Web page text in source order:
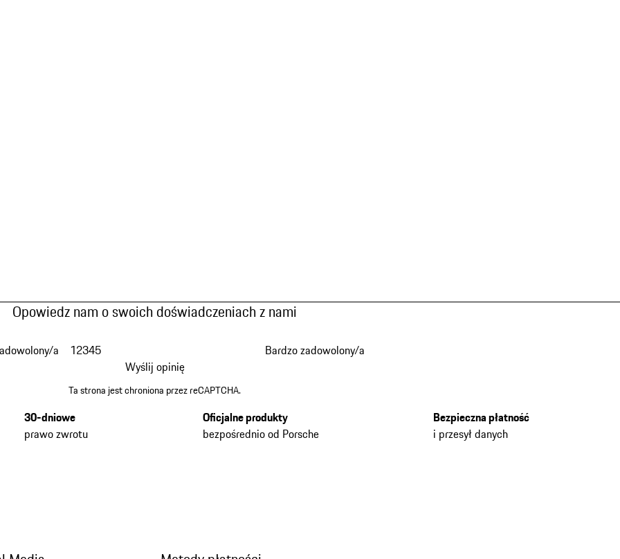
Opowiedz nam o swoich doświadczeniach z nami
a 12345
Bardzo zadowolony/a
Wyślij opinię
Ta strona jest chroniona przez reCAPTCHA.
30-dniowe
prawo zwrotu
Oficjalne produkty
bezpośrednio od Porsche
Bezpieczna płatność
i przesył danych